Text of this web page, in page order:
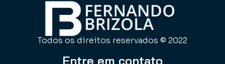
Todos os direitos reservados © 2022
Entre em contato